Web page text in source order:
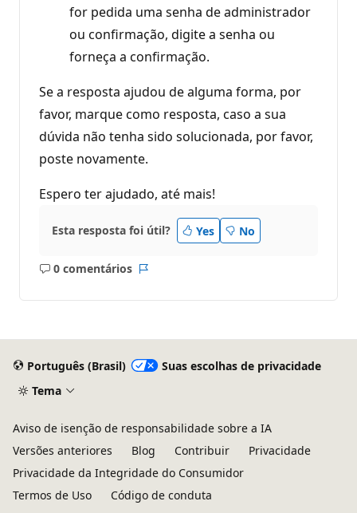
for pedida uma senha de administrador
ou confirmação, digite a senha ou
forneça a confirmação.
Se a resposta ajudou de alguma forma, por
favor, marque como resposta, caso a sua
dúvida não tenha sido solucionada, por favor,
poste novamente.
Espero ter ajudado, até mais!
Esta resposta foi útil? Yes No
0 comentários
Sem
Relatório
Português (Brasil)
Suas escolhas de privacidade
Tema
Aviso de isenção de responsabilidade sobre a IA
Versões anteriores
Blog Contribuir
Privacidade
Privacidade da Integridade do Consumidor
Termos de Uso
Código de conduta